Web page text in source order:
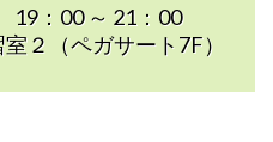
19：00 ～ 21：00
２（ペガサート7F）